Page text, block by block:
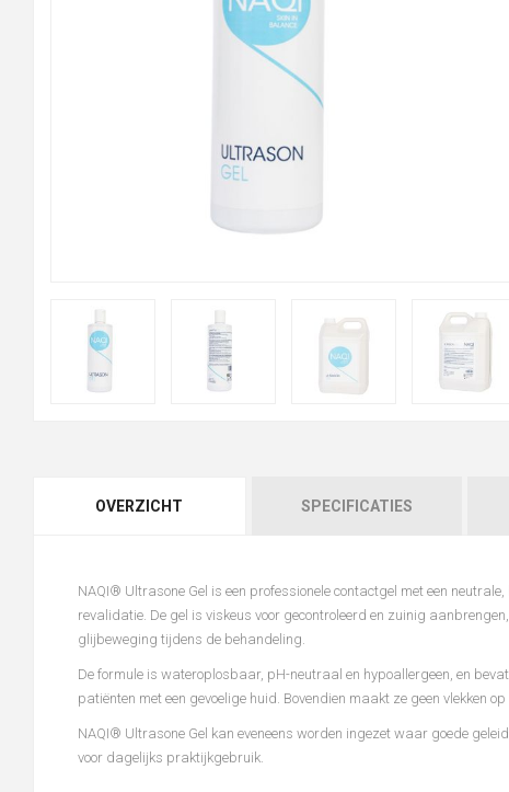
OVERZICHT SPECIFICATIES
NAQI® Ultrasone Gel is een professionele contactgel met een
revalidatie. De gel is viskeus voor gecontroleerd en zuinig
glijbeweging tijdens de behandeling.
De formule is wateroplosbaar, pH-neutraal en hypoallergeen, en
patiënten met een gevoelige huid. Bovendien maakt ze geen vlekken
NAQI® Ultrasone Gel kan eveneens worden ingezet waar goede
voor dagelijks praktijkgebruik.